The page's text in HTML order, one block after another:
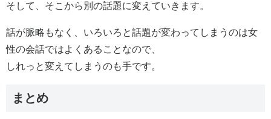
そして、そこから別の話題に変えていきます。
話が脈略もなく、いろいろと話題が変わってしまうのは女
性の会話ではよくあることなので、
しれっと変えてしまうのも手です。
まとめ